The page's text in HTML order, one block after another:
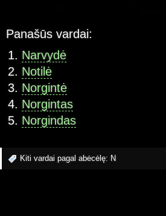
Panašūs vardai:
Narvydė
Notilė
Norgintė
Norgintas
Norgindas
Kiti vardai pagal abėcėlę: N